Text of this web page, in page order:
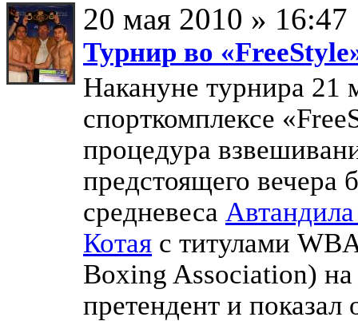
20 мая 2010 » 16:47
Турнир во
Накануне турнира 21
спорткомплексе
процедура
предстоящего вечера
средневеса
Котая с титулами
Boxing Association)
претендент и